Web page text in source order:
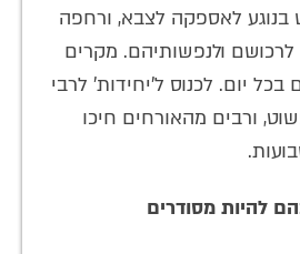
לאספקה לצבא, ורחפה
לרכושם ולנפשותיהם. מקרים
בכל יום. לכנוס ל'יחידות' לרבי
ורבים מהאורחים חיכו
להיות מסודרים